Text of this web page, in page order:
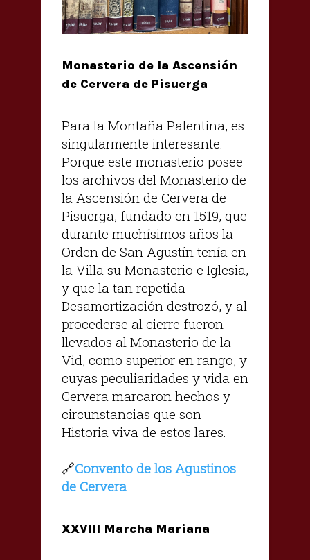
Monasterio de la Ascensión
de Cervera de Pisuerga
Para la Montaña Palentina, es
singularmente interesante.
Porque este monasterio posee
los archivos del Monasterio de
la Ascensión de Cervera de
Pisuerga, fundado en 1519, que
durante muchísimos años la
Orden de San Agustín tenía en
la Villa su Monasterio e Iglesia,
y que la tan repetida
Desamortización destrozó, y al
procederse al cierre fueron
llevados al Monasterio de la
Vid, como superior en rango, y
cuyas peculiaridades y vida en
Cervera marcaron hechos y
circunstancias que son
Historia viva de estos lares.
🔗Convento de los Agustinos
de Cervera
XXVIII Marcha Mariana